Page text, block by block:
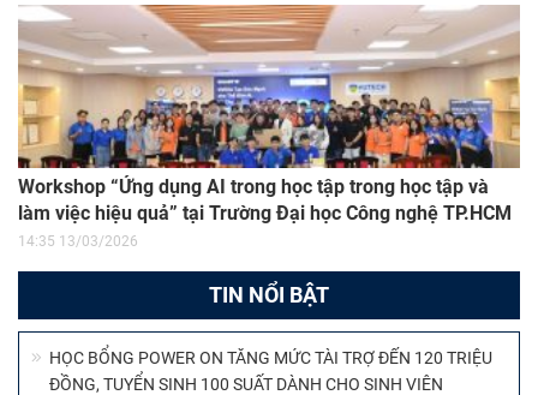
Workshop “Ứng dụng AI trong học tập trong học tập và
làm việc hiệu quả” tại Trường Đại học Công nghệ TP.HCM
14:35 13/03/2026
TIN NỔI BẬT
HỌC BỔNG POWER ON TĂNG MỨC TÀI TRỢ ĐẾN 120 TRIỆU
ĐỒNG, TUYỂN SINH 100 SUẤT DÀNH CHO SINH VIÊN